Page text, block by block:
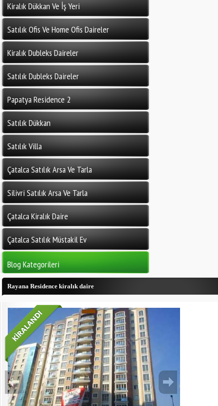
Kiralık Dükkan Ve İş Yeri
Satılık Ofis Ve Home Ofis Daireler
Kiralık Dubleks Daireler
Satılık Dubleks Daireler
Papatya Residence 2
Satılık Dükkan
Satılık Villa
Çatalca Satılık Arsa Ve Tarla
Silivri Satılık Arsa Ve Tarla
Çatalca Kiralık Daire
Çatalca Satılık Müstakil Ev
Blog Kategorileri
Rayana Residence kiralık daire